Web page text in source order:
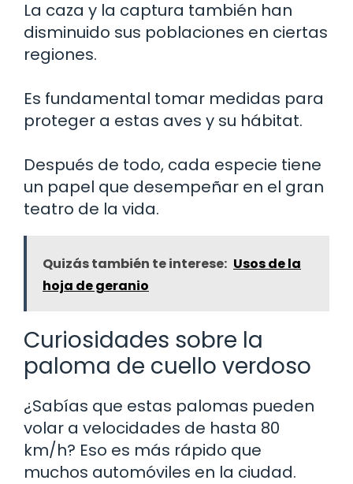
La caza y la captura también han
disminuido sus poblaciones en ciertas
regiones.
Es fundamental tomar medidas para
proteger a estas aves y su hábitat.
Después de todo, cada especie tiene
un papel que desempeñar en el gran
teatro de la vida.
Quizás también te interese: Usos de la
hoja de geranio
Curiosidades sobre la
paloma de cuello verdoso
¿Sabías que estas palomas pueden
volar a velocidades de hasta 80
km/h? Eso es más rápido que
muchos automóviles en la ciudad.